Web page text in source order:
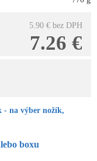
5.90 € bez DPH
7.26 €
- na výber nožík,
boxu